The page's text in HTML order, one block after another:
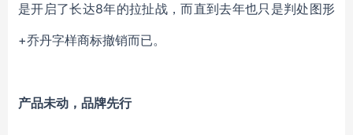
是开启了长达8年的拉扯战，而直到去年也只是判处图形
+乔丹字样商标撤销而已。
产品未动 ，品牌先行